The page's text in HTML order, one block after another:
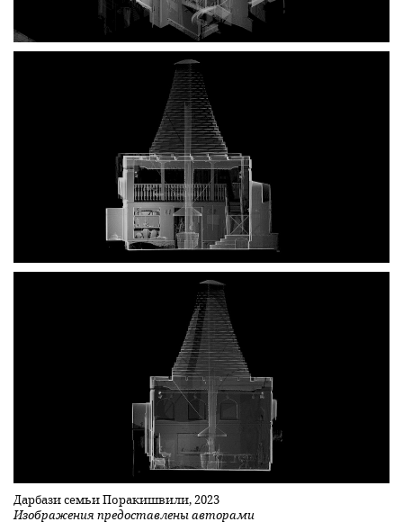
Дарбази семьи Поракишвили, 2023
Изображения предоставлены авторами